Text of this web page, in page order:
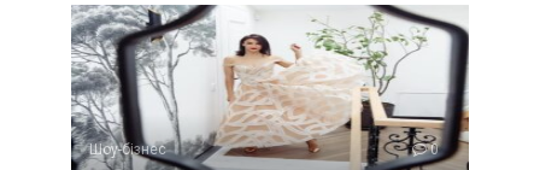
Шоу-бізнес 0